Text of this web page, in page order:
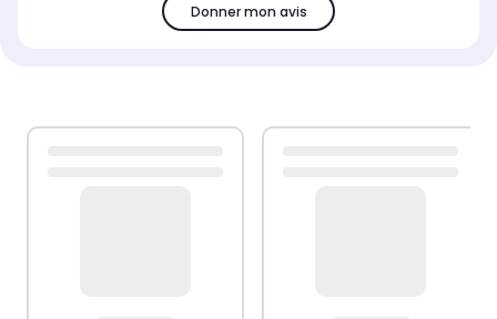
Donner mon avis